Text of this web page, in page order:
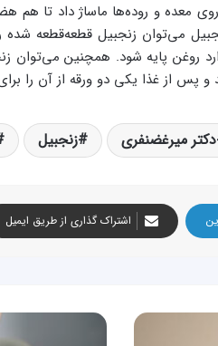
معده و روده‌ها ماساژ داد تا
می‌توان زنجبیل قطعه‌قطعه شده
روغن پایه شود. همچنین می‌توان
پس از غذا یکی دو ورقه از آن را
دکتر میرغضنفری زنجبیل
اشتراک گذاری از طریق ایمیل
ضرورت